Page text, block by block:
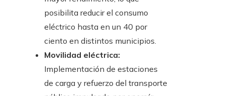
posibilita reducir el consumo
eléctrico hasta en un 40 por
ciento en distintos municipios.
Movilidad eléctrica:
Implementación de estaciones
de carga y refuerzo del transporte